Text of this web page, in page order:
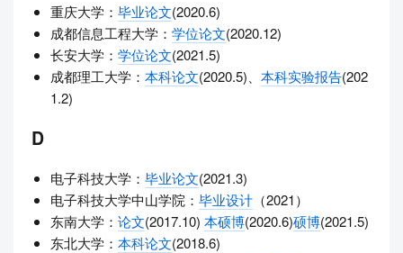
重庆大学： 毕业论文(2020.6)
成都信息工程大学： 学位论文(2020.12)
长安大学： 学位论文(2021.5)
成都理工大学： 本科论文(2020.5)、 本科实验报告(202
1.2)
D
电子科技大学： 毕业论文(2021.3)
电子科技大学中山学院： 毕业设计 （2021）
东南大学： 论文(2017.10) 本硕博(2020.6)硕博(2021.5)
东北大学： 本科论文(2018.6)